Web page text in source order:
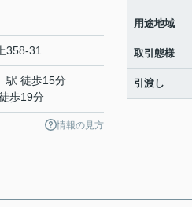
358-31
」駅 徒歩15分
歩19分
情報の見方
用途地域
取引態様
引渡し